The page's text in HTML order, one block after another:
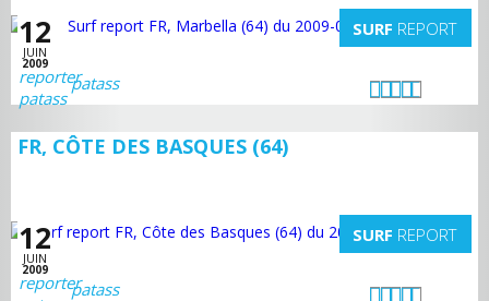
12
JUIN
2009
SURF REPORT
patass
FR, CÔTE DES BASQUES (64)
12
JUIN
2009
SURF REPORT
patass